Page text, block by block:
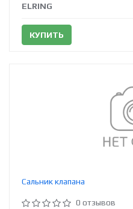
ELRING
КУПИТЬ
Сальник клапана
0 отзывов